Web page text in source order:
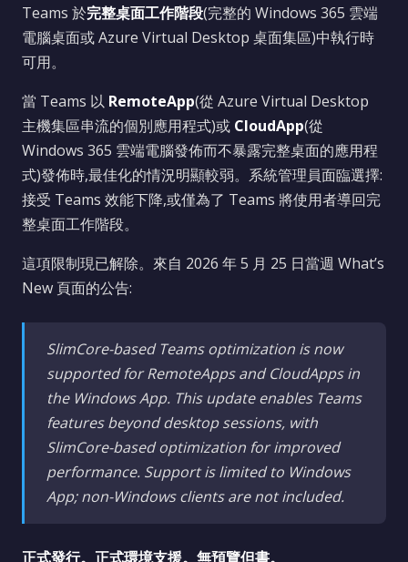
Teams 於完整桌面工作階段(完整的 Windows 365 雲端
電腦桌面或 Azure Virtual Desktop 桌面集區)中執行時
可用。
當 Teams 以 RemoteApp(從 Azure Virtual Desktop
主機集區串流的個別應用程式)或 CloudApp(從
Windows 365 雲端電腦發佈而不暴露完整桌面的應用程
式)發佈時,最佳化的情況明顯較弱。系統管理員面臨選擇:
接受 Teams 效能下降,或僅為了 Teams 將使用者導回完
整桌面工作階段。
這項限制現已解除。來自 2026 年 5 月 25 日當週 What’s
New 頁面的公告:
SlimCore-based Teams optimization is now
supported for RemoteApps and CloudApps in
the Windows App. This update enables Teams
features beyond desktop sessions, with
SlimCore-based optimization for improved
performance. Support is limited to Windows
App; non-Windows clients are not included.
正式發行。正式環境支援。無預覽但書。